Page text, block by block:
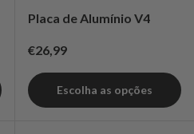
Placa de Alumínio V4
Preço normal
€26,99
Escolha as opções